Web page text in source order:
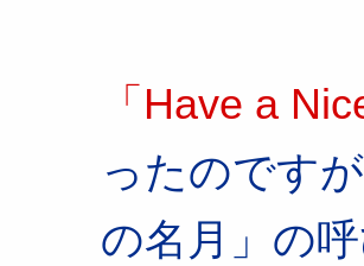
「Have a
ったのです
の名月」の